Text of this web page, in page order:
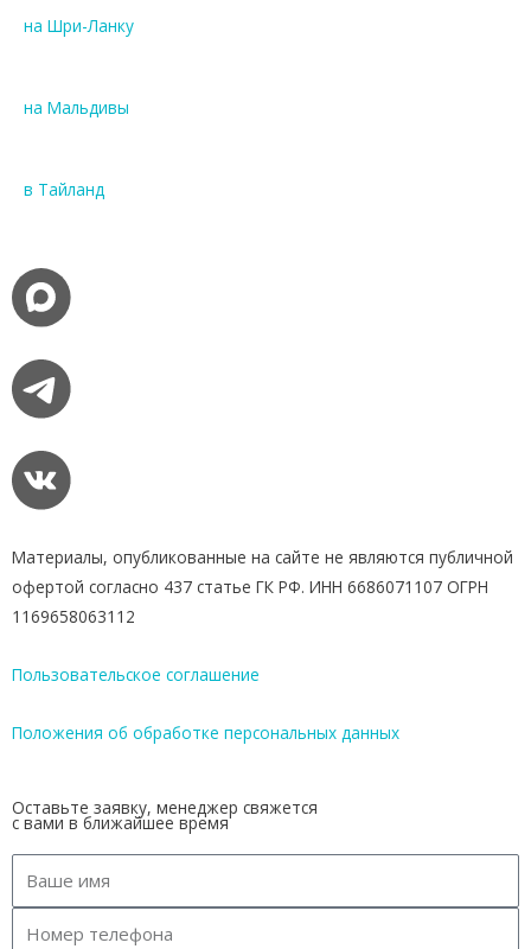
на Шри-Ланку
на Мальдивы
в Тайланд
Материалы, опубликованные на сайте не являются публичной
офертой согласно 437 статье ГК РФ. ИНН 6686071107 ОГРН
1169658063112
Пользовательское соглашение
Положения об обработке персональных данных
Оставьте заявку, менеджер свяжется
с вами в ближайшее время